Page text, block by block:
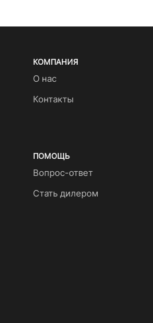
КОМПАНИЯ
О нас
Контакты
ПОМОЩЬ
Вопрос-ответ
Стать дилером